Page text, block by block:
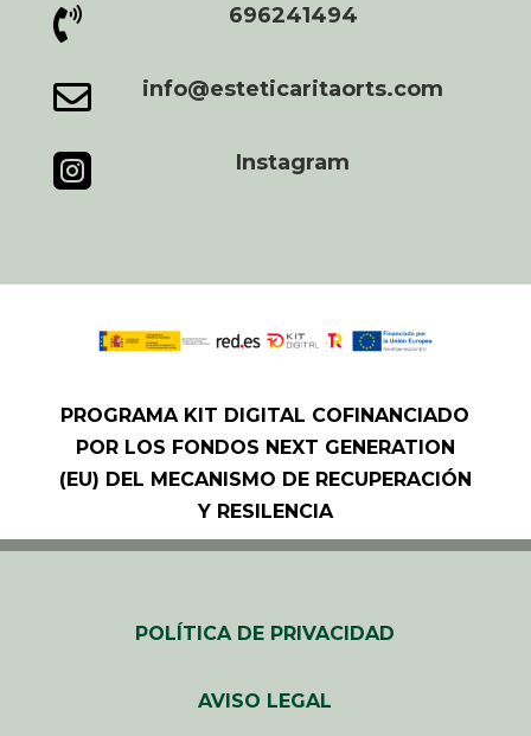
 696241494
 info@esteticaritaorts.com
 Instagram
PROGRAMA KIT DIGITAL COFINANCIADO
POR LOS FONDOS NEXT GENERATION
(EU) DEL MECANISMO DE RECUPERACIÓN
Y RESILENCIA
POLÍTICA DE PRIVACIDAD
AVISO LEGAL